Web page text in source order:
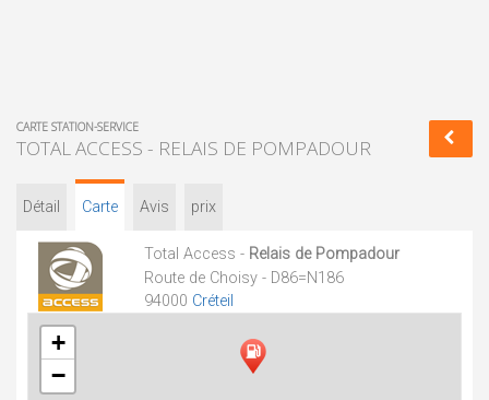
CARTE STATION-SERVICE
TOTAL ACCESS - RELAIS DE POMPADOUR
Détail Carte Avis prix
Total Access - Relais de Pompadour
Route de Choisy - D86=N186
94000 Créteil
+
−